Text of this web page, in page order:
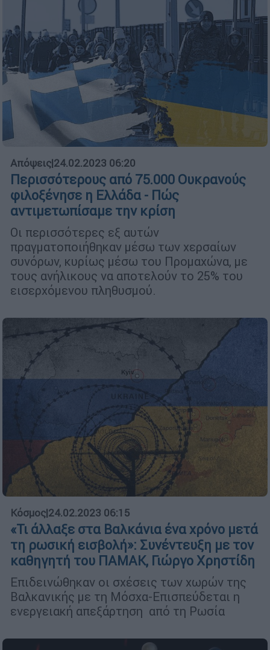
Απόψεις|24.02.2023 06:20
Περισσότερους από 75.000 Ουκρανούς
φιλοξένησε η Ελλάδα - Πώς
αντιμετωπίσαμε την κρίση
Οι περισσότερες εξ αυτών
πραγματοποιήθηκαν μέσω των χερσαίων
συνόρων, κυρίως μέσω του Προμαχώνα, με
τους ανήλικους να αποτελούν το 25% του
εισερχόμενου πληθυσμού.
Κόσμος|24.02.2023 06:15
«Τι άλλαξε στα Βαλκάνια ένα χρόνο μετά
τη ρωσική εισβολή»: Συνέντευξη με τον
καθηγητή του ΠΑΜΑΚ, Γιώργο Χρηστίδη
Επιδεινώθηκαν οι σχέσεις των χωρών της
Βαλκανικής με τη Μόσχα-Επισπεύδεται η
ενεργειακή απεξάρτηση από τη Ρωσία